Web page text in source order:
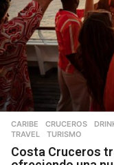
CARIBE ,CRUCEROS ,
TRAVEL
,TURISMO
Costa Cruceros